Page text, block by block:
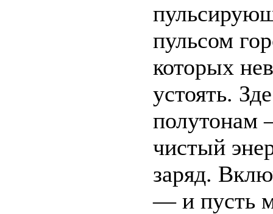
пульсом
которых
устоять.
полутонам
чистый
заряд.
— и пусть